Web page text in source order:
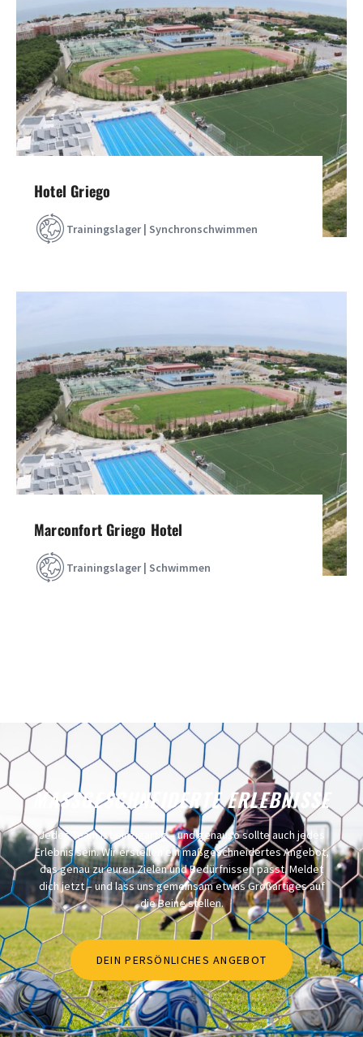
Hotel Griego
Trainingslager | Synchronschwimmen
Marconfort Griego Hotel
Trainingslager | Schwimmen
MASSGESCHNEIDERTE ERLEBNISSE
Jedes Team ist einzigartig – und genauso sollte auch jedes
Erlebnis sein. Wir erstellen ein maßgeschneidertes Angebot,
das genau zu euren Zielen und Bedürfnissen passt. Meldet
dich jetzt – und lass uns gemeinsam etwas Großartiges auf
die Beine stellen.
DEIN PERSÖNLICHES ANGEBOT